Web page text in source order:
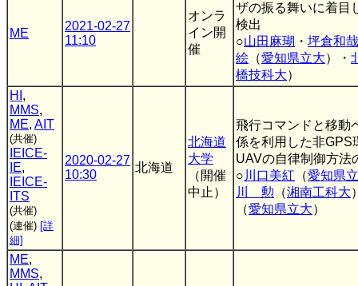
ME
2021-02-27
11:10
オンラ
イン開
催
ザの振る舞いに着目
検出
○山田麻瑚 ・ 坪倉和哉
絵 （愛知県立大）・
橋技科大）
HI ,
MMS,
ME, AIT
(共催)
IEICE-
IE,
IEICE-
ITS
(共催)
(連催) [詳
細]
2020-02-27
10:30
北海道
北海道
大学
（開催
中止）
飛行コマンドと移動
係を利用した非GPS
UAVの自律制御方法
○ 川口美紅 （愛知県
川 勲 （湘南工科大
（愛知県立大）
ME,
MMS,